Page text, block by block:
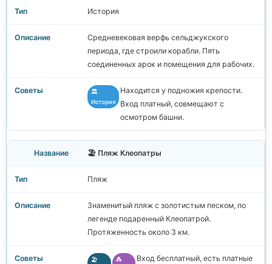
История
Средневековая верфь сельджукского
периода, где строили корабли. Пять
соединенных арок и помещения для рабочих.
🏛️
История
Находится у подножия крепости.
Вход платный, совмещают с
осмотром башни.
🏖️ Пляж Клеопатры
Пляж
Знаменитый пляж с золотистым песком, по
легенде подаренный Клеопатрой.
Протяженность около 3 км.
🏖️
💑
Вход бесплатный, есть платные